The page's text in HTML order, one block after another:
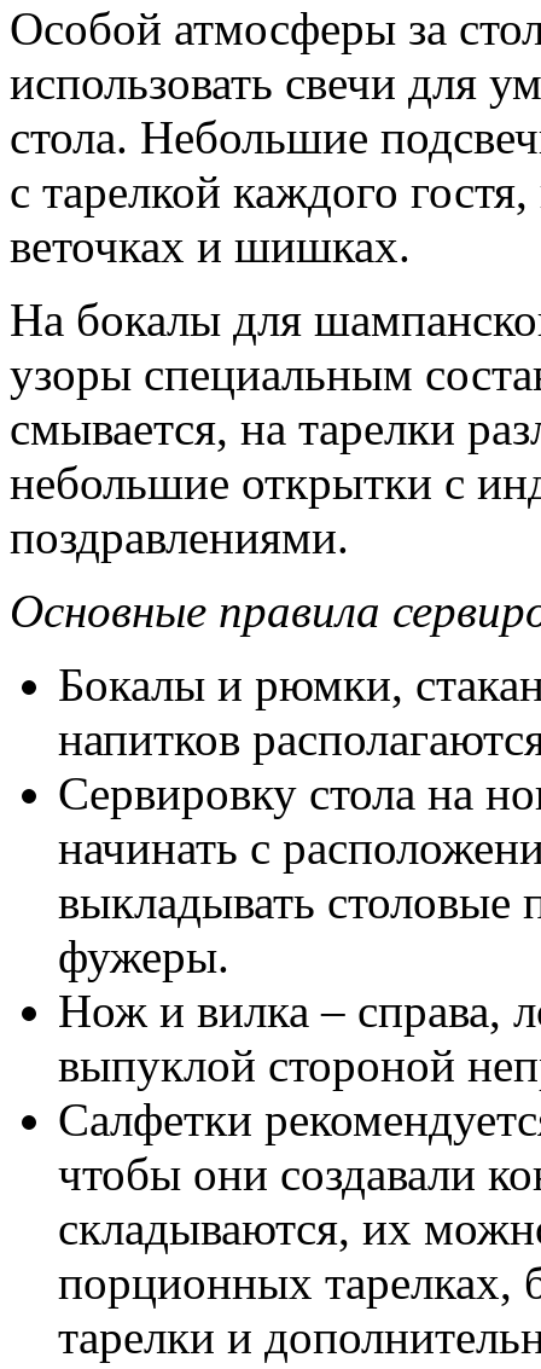
Особой атмосферы за
использовать свечи для
стола. Небольшие
с тарелкой каждого
веточках и шишках.
На бокалы для
узоры специальным
смывается, на тарелки
небольшие открытки с
поздравлениями.
Основные правила
Бокалы и рюмки,
напитков
Сервировку стола на
начинать с
выкладывать
фужеры.
Нож и вилка – справа,
выпуклой стороной
Салфетки
чтобы они создавали
складываются, их
порционных тарелках,
тарелки и